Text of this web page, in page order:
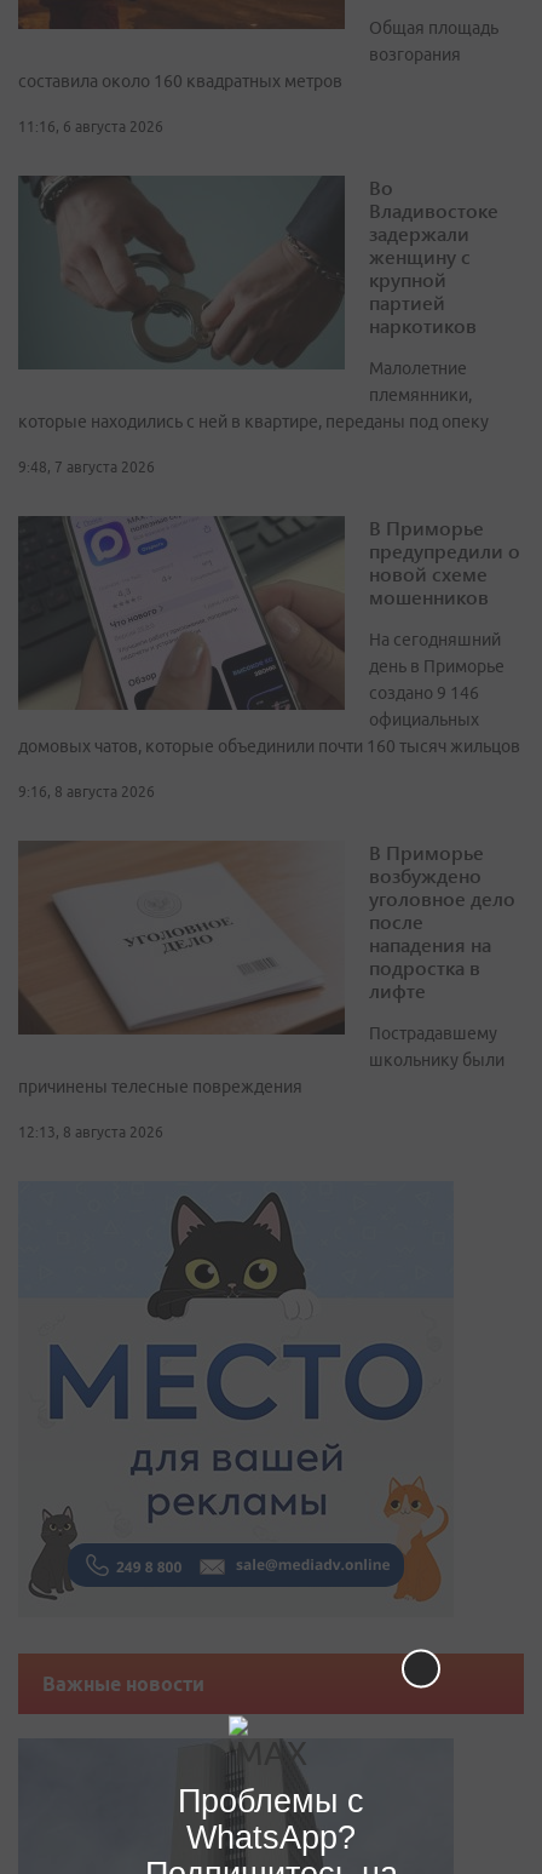
Общая площадь
возгорания
составила около 160 квадратных метров
11:16, 6 августа 2026
Во
Владивостоке
задержали
женщину с
крупной
партией
наркотиков
Малолетние
племянники,
которые находились с ней в квартире, переданы под опеку
9:48, 7 августа 2026
В Приморье
предупредили о
новой схеме
мошенников
На сегодняшний
день в Приморье
создано 9 146
официальных
домовых чатов, которые объединили почти 160 тысяч жильцов
9:16, 8 августа 2026
В Приморье
возбуждено
уголовное дело
после
нападения на
подростка в
лифте
Пострадавшему
школьнику были
причинены телесные повреждения
12:13, 8 августа 2026
Важные новости
Проблемы с
WhatsApp?